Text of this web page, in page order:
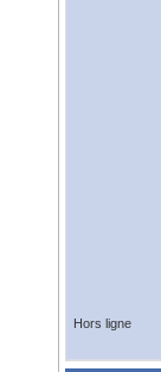
Hors ligne